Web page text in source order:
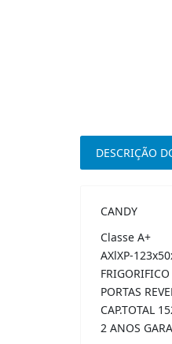
DESCRIÇÃO
CANDY
Classe A+
AXlXP-
PORTAS
CAP.TOTAL
2 ANOS